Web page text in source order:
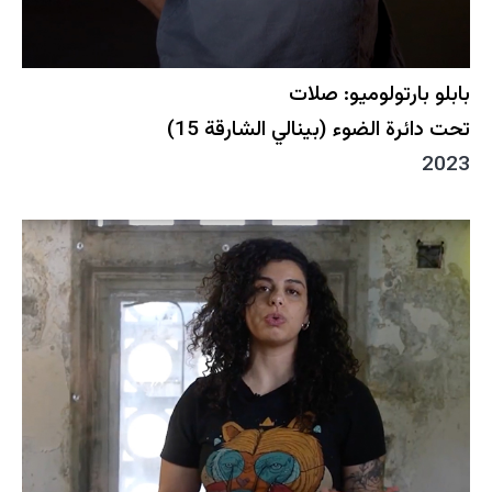
بابلو بارتولوميو: صلات
تحت دائرة الضوء (بينالي الشارقة 15)
2023